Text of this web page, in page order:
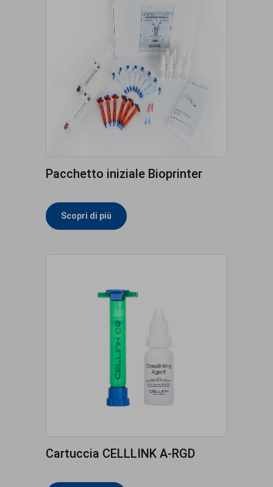
Pacchetto iniziale Bioprinter
Scopri di più
Cartuccia CELLLINK A-RGD